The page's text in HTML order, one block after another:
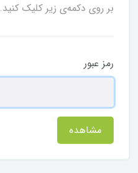
بر روی دکمه‌ی زیر کلیک کنید.
رمز عبور
مشاهده